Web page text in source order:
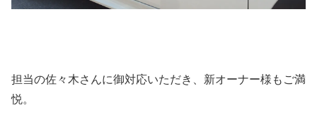
担当の佐々木さんに御対応いただき、新オーナー様もご満
悦。